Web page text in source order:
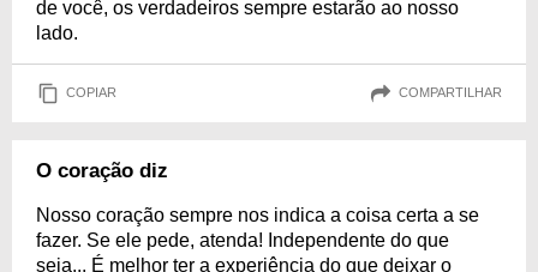
de você, os verdadeiros sempre estarão ao nosso
lado.
COPIAR COMPARTILHAR
O coração diz
Nosso coração sempre nos indica a coisa certa a se
fazer. Se ele pede, atenda! Independente do que
seja... É melhor ter a experiência do que deixar o